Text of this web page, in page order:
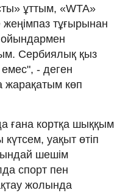
ұттым, «WTA»
тұғырынан
ойындармен
Сербиялық қыз
- деген
жарақатым көп
ғана кортқа шыққым
күтсем, уақыт өтіп
шешім
спорт пен
жолында